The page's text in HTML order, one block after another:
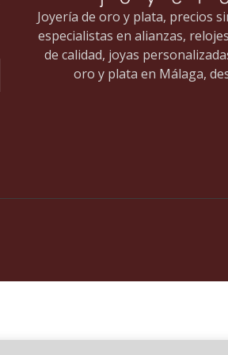
Joyería de oro y plata, precios
especialistas en alianzas,
de calidad, joyas
oro y plata en Málaga,